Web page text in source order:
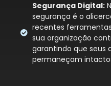
Segurança Digital:
segurança é o
recentes
sua organização
garantindo que seus
permaneçam